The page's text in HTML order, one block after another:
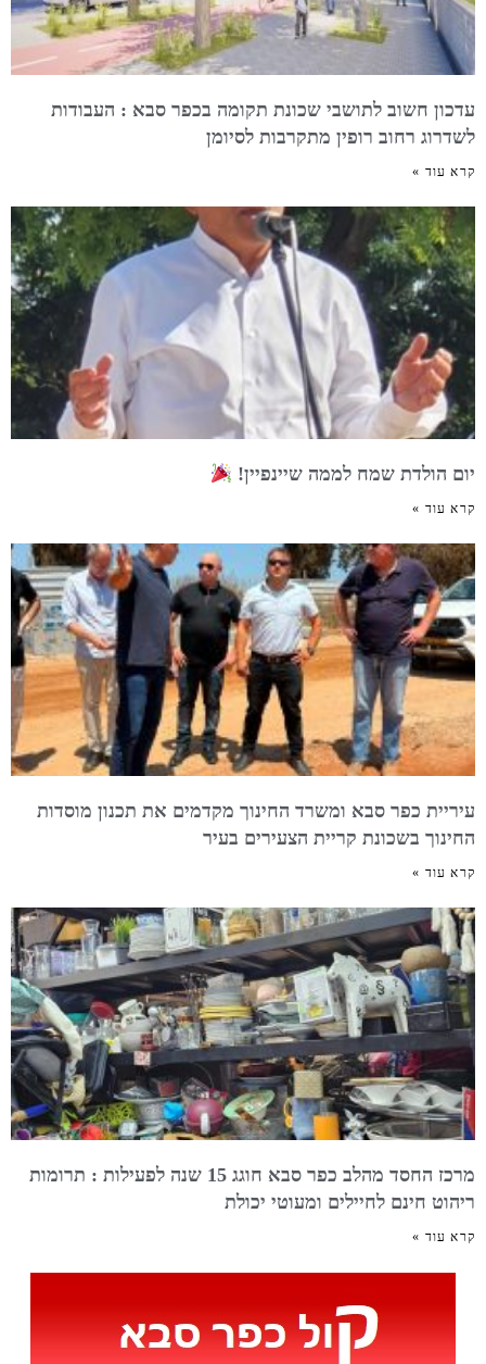
עדכון חשוב לתושבי שכונת תקומה בכפר סבא : העבודות
לשדרוג רחוב רופין מתקרבות לסיומן
קרא עוד »
יום הולדת שמח לממה שיינפיין!
קרא עוד »
עיריית כפר סבא ומשרד החינוך מקדמים את תכנון מוסדות
החינוך בשכונת קריית הצעירים בעיר
קרא עוד »
מרכז החסד מהלב כפר סבא חוגג 15 שנה לפעילות : תרומות
ריהוט חינם לחיילים ומעוטי יכולת
קרא עוד »